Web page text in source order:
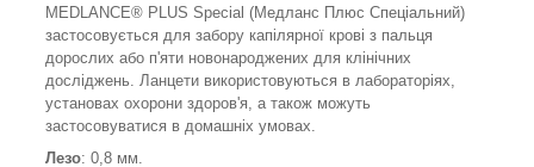
MEDLANCE® PLUS Special (Медланс Плюс Спеціальний)
застосовується для забору капілярної крові з пальця
дорослих або п'яти новонароджених для клінічних
досліджень. Ланцети використовуються в лабораторіях,
установах охорони здоров'я, а також можуть
застосовуватися в домашніх умовах.
Лезо: 0,8 мм.